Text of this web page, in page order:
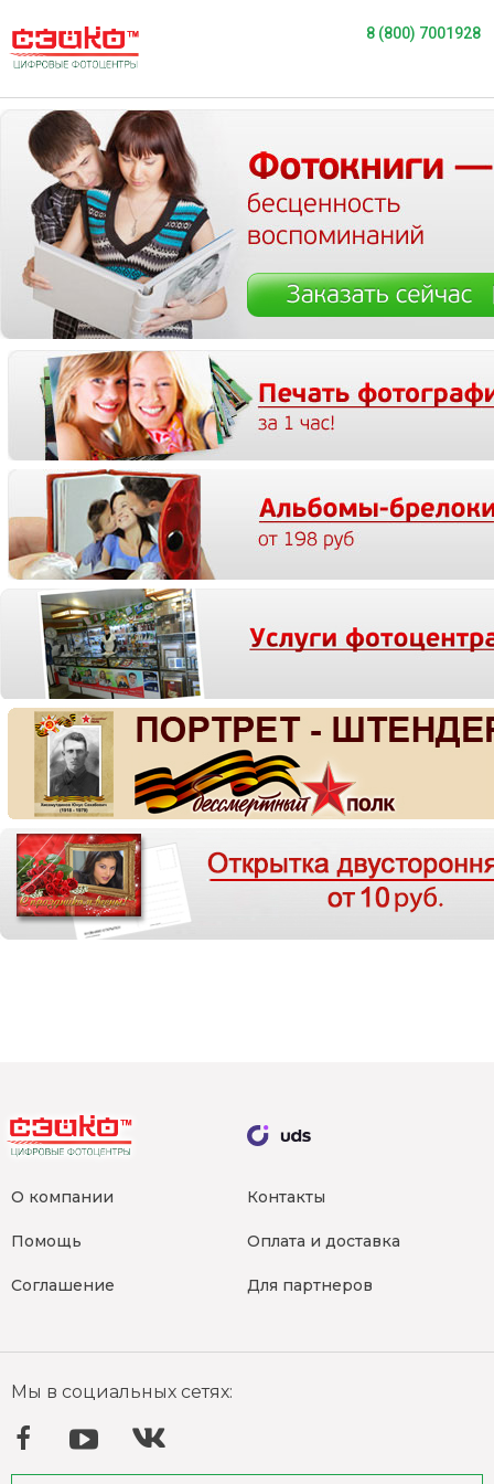
8 (800) 7001928
О компании Контакты
Помощь Оплата и доставка
Соглашение Для партнеров
Мы в социальных сетях:
Facebook YouTube ВКонтакте